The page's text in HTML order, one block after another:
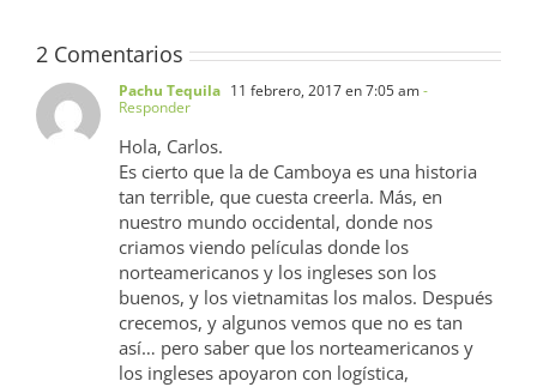
2 Comentarios
Pachu Tequila 11 febrero, 2017 en 7:05 am-
Responder
Hola, Carlos.
Es cierto que la de Camboya es una historia
tan terrible, que cuesta creerla. Más, en
nuestro mundo occidental, donde nos
criamos viendo películas donde los
norteamericanos y los ingleses son los
buenos, y los vietnamitas los malos. Después
crecemos, y algunos vemos que no es tan
así… pero saber que los norteamericanos y
los ingleses apoyaron con logística,